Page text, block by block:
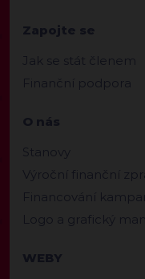
Zapojte se
Jak se stát členem
Finanční podpora
O nás
Stanovy
Výroční finanční
Financování
Logo a grafický
WEBY